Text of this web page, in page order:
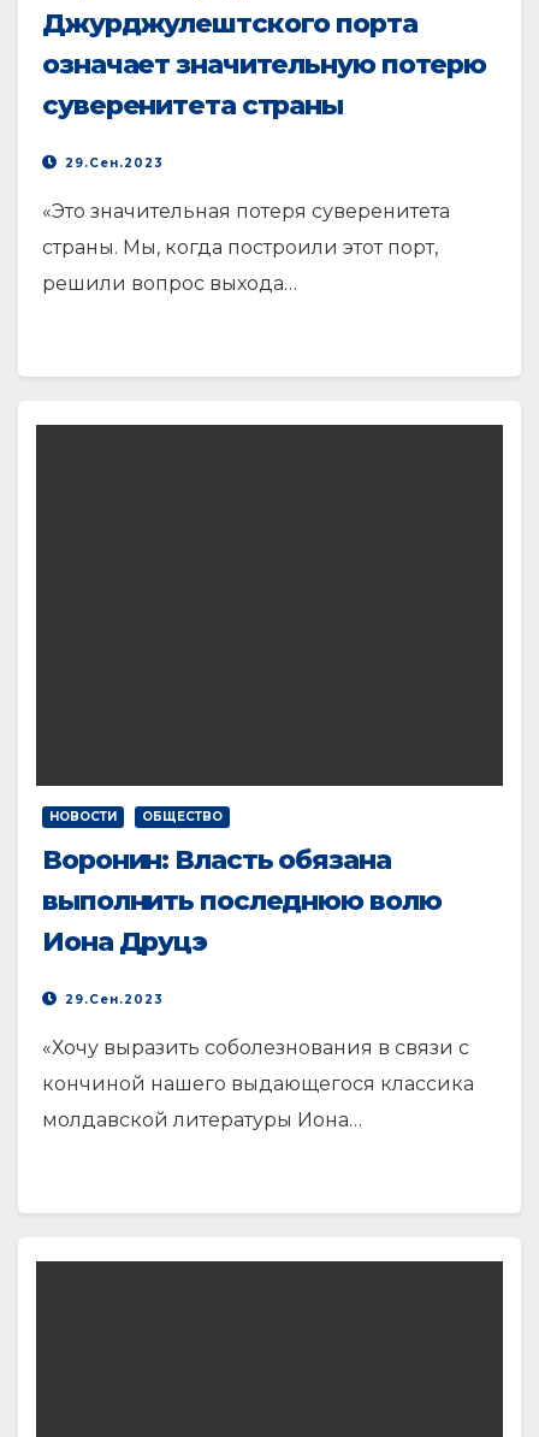
Джурджулештского порта
означает значительную потерю
суверенитета страны
29.Сен.2023
«Это значительная потеря суверенитета
страны. Мы, когда построили этот порт,
решили вопрос выхода…
НОВОСТИ ОБЩЕСТВО
Воронин: Власть обязана
выполнить последнюю волю
Иона Друцэ
29.Сен.2023
«Хочу выразить соболезнования в связи с
кончиной нашего выдающегося классика
молдавской литературы Иона…